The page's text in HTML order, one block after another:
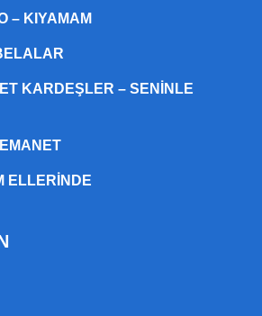
– KIYAMAM
KARDEŞLER – SENINLE
ELLERINDE